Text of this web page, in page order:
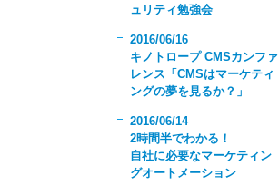
ュリティ勉強会
2016/06/16
キノトロープ CMSカンファ
レンス「CMSはマーケティ
ングの夢を見るか？」
2016/06/14
2時間半でわかる！
自社に必要なマーケティン
グオートメーション